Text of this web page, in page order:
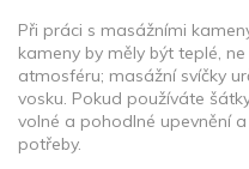
Při práci s masážními
kameny by měly být teplé,
atmosféru; masážní svíčky
vosku. Pokud používáte
volné a pohodlné upevnění
potřeby.